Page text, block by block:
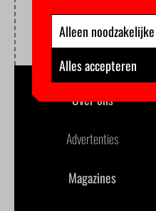
Over ons
Advertenties
Magazines
Alleen
Alles accepteren